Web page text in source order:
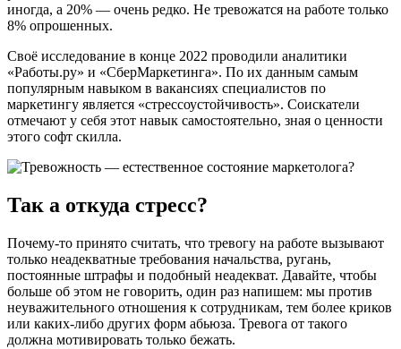
иногда, а 20% — очень редко. Не тревожатся на работе только
8% опрошенных.
Своё исследование в конце 2022 проводили аналитики
«Работы.ру» и «СберМаркетинга». По их данным самым
популярным навыком в вакансиях специалистов по
маркетингу является «стрессоустойчивость». Соискатели
отмечают у себя этот навык самостоятельно, зная о ценности
этого софт скилла.
Так а откуда стресс?
Почему-то принято считать, что тревогу на работе вызывают
только неадекватные требования начальства, ругань,
постоянные штрафы и подобный неадекват. Давайте, чтобы
больше об этом не говорить, один раз напишем: мы против
неуважительного отношения к сотрудникам, тем более криков
или каких-либо других форм абьюза. Тревога от такого
должна мотивировать только бежать.